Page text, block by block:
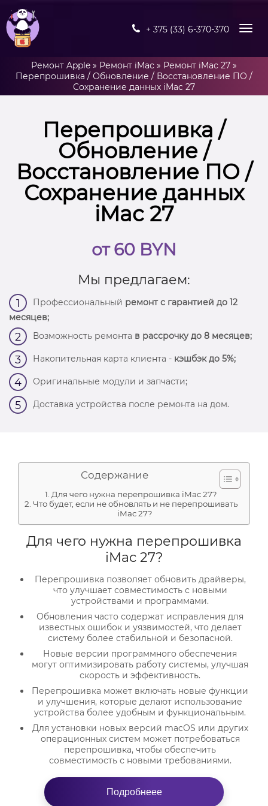
+ 375 (33) 6-370-370
Ремонт Apple » Ремонт iMac » Ремонт iMac 27 »
Перепрошивка / Обновление / Восстановление ПО /
Сохранение данных iMac 27
Перепрошивка /
Обновление /
Восстановление ПО /
Сохранение данных
iMac 27
от 60 BYN
Мы предлагаем:
1 Профессиональный ремонт с гарантией до 12
месяцев;
2 Возможность ремонта в рассрочку до 8 месяцев;
3 Накопительная карта клиента - кэшбэк до 5%;
4 Оригинальные модули и запчасти;
5 Доставка устройства после ремонта на дом.
Содержание
Для чего нужна перепрошивка iMac 27?
Что будет, если не обновлять и не перепрошивать
iMac 27?
Для чего нужна перепрошивка
iMac 27?
Перепрошивка позволяет обновить драйверы,
что улучшает совместимость с новыми
устройствами и программами.
Обновления часто содержат исправления для
известных ошибок и уязвимостей, что делает
систему более стабильной и безопасной.
Новые версии программного обеспечения
могут оптимизировать работу системы, улучшая
скорость и эффективность.
Перепрошивка может включать новые функции
и улучшения, которые делают использование
устройства более удобным и функциональным.
Для установки новых версий macOS или других
операционных систем может потребоваться
перепрошивка, чтобы обеспечить
совместимость с новыми требованиями.
Что будет, если не обновлять и
не перепрошивать iMac 27?
Подробнеее